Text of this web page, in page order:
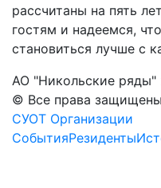
рассчитаны на пять
гостям и надеемся,
становиться лучше с
АО "Никольские ряды"
© Все права защищены
СУОТ Организации
СобытияРезиденты